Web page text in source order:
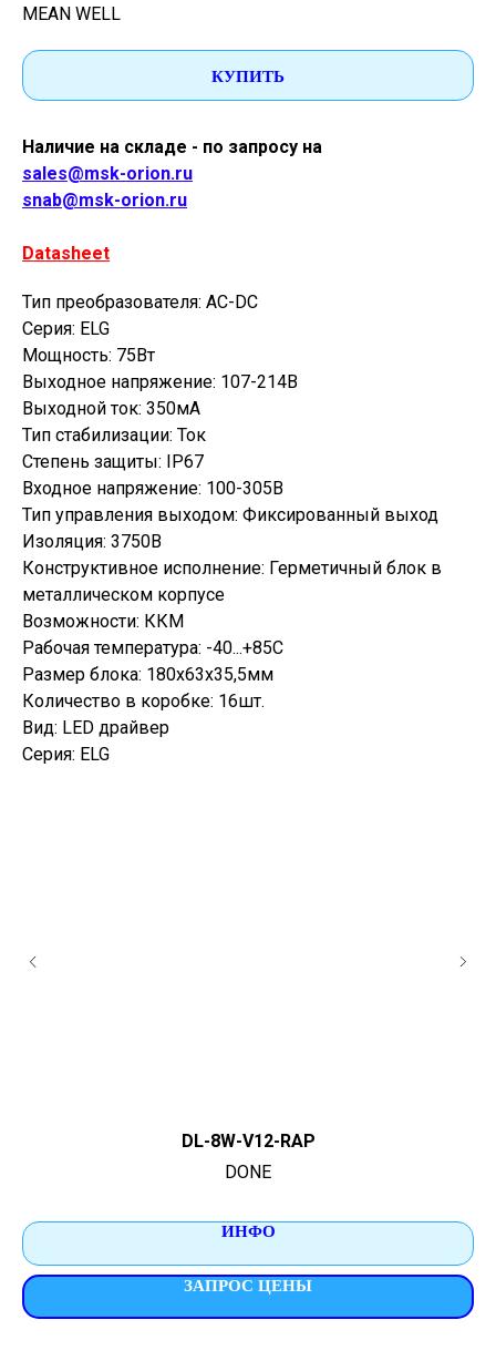
MEAN WELL
КУПИТЬ
Наличие на складе - по запросу на
sales@msk-orion.ru
snab@msk-orion.ru
Datasheet
Тип преобразователя: AC-DC
Серия: ELG
Мощность: 75Вт
Выходное напряжение: 107-214В
Выходной ток: 350мА
Тип стабилизации: Ток
Степень защиты: IP67
Входное напряжение: 100-305В
Тип управления выходом: Фиксированный выход
Изоляция: 3750В
Конструктивное исполнение: Герметичный блок в
металлическом корпусе
Возможности: ККМ
Рабочая температура: -40...+85С
Размер блока: 180х63х35,5мм
Количество в коробке: 16шт.
Вид: LED драйвер
Серия: ELG
DL-8W-V12-RAP
DONE
ИНФО
ЗАПРОС ЦЕНЫ